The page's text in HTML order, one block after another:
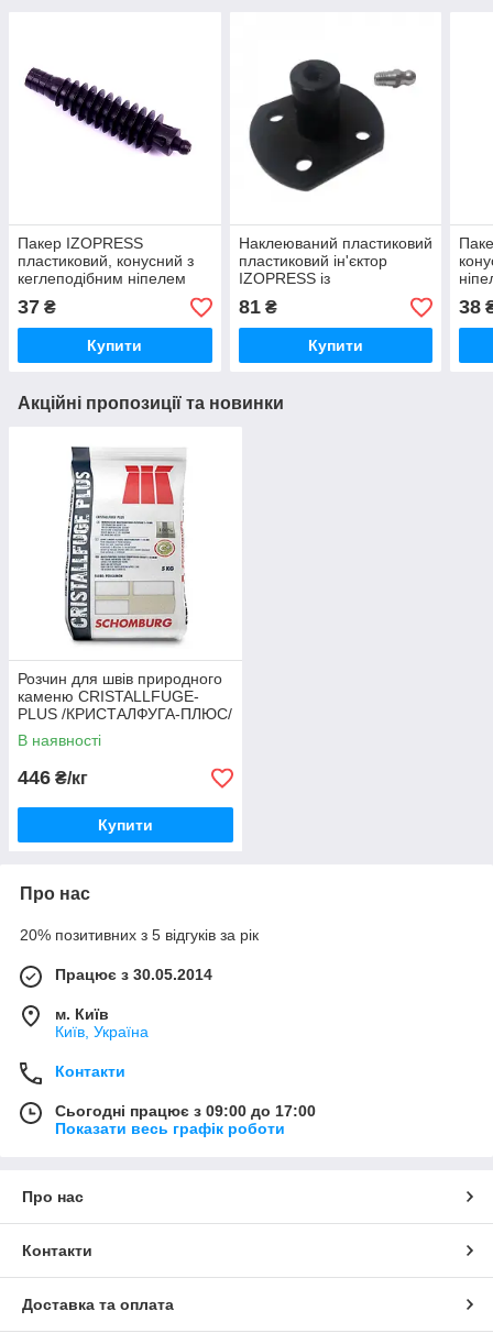
Пакер IZOPRESS
пластиковий, конусний з
кеглеподібним ніпелем
37 ₴
Купити
Наклеюваний пластиковий
пластиковий ін'єктор
IZOPRESS із
Для смол
81₴
Купити
38
Акційні пропозиції та новинки
Розчин для швів природного
каменю CRISTALLFUGE-
PLUS /КРИСТАЛФУГА-ПЛЮС/
В наявності
446 ₴/кг
Купити
Про нас
20% позитивних з 5 відгуків за рік
Працює з 30.05.2014
м. Київ
Київ, Україна
Контакти
Сьогодні працює з 09:00 до 17:00
Показати весь графік роботи
Про нас
Контакти
Доставка та оплата